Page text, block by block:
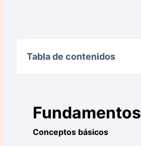
Tabla de contenidos
Fundamentos
Conceptos básicos